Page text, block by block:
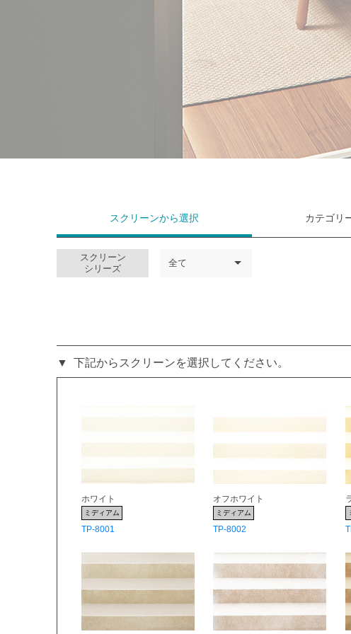
スクリーンから選択 カテゴリ
スクリーン
シリーズ
全て
下記からスクリーンを選択してください。
ホワイト
ミディアム
TP-8001
オフホワイト
ミディアム
TP-8002